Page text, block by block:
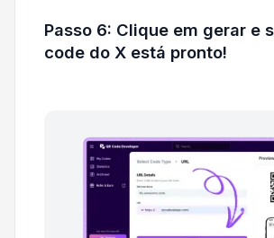
Passo 6: Clique em gerar e
code do X está pronto!